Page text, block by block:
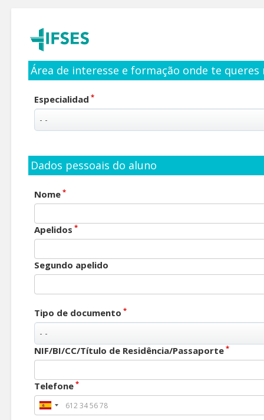
Área de interesse e formação onde te
Especialidad *
Dados pessoais do aluno
Nome *
Apelidos *
Segundo apelido
Tipo de documento *
NIF/BI/CC/Título de Residência/Passaporte *
Telefone *